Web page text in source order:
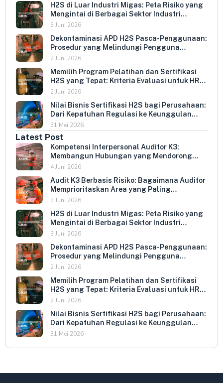
H2S di Luar Industri Migas: Peta Risiko yang
Mengintai di Berbagai Sektor Industri
Indonesia
3 Juni 2026
Dekontaminasi APD H2S Pasca-Penggunaan:
Prosedur yang Melindungi Pengguna
Berikutnya dan Memperpanjang Umur
2 Juni 2026
Memilih Program Pelatihan dan Sertifikasi
H2S yang Tepat: Kriteria Evaluasi untuk HR
dan HSE Manager
2 Juni 2026
Nilai Bisnis Sertifikasi H2S bagi Perusahaan:
Dari Kepatuhan Regulasi ke Keunggulan
Kompetitif
31 Mei 2026
Latest Post
Kompetensi Interpersonal Auditor K3:
Membangun Hubungan yang Mendorong
Keterbukaan dan Kepatuhan Sukarela
4 Juni 2026
Audit K3 Berbasis Risiko: Bagaimana Auditor
Memprioritaskan Area yang Paling
Menentukan Kepatuhan Perusahaan
3 Juni 2026
H2S di Luar Industri Migas: Peta Risiko yang
Mengintai di Berbagai Sektor Industri
Indonesia
3 Juni 2026
Dekontaminasi APD H2S Pasca-Penggunaan:
Prosedur yang Melindungi Pengguna
Berikutnya dan Memperpanjang Umur
2 Juni 2026
Memilih Program Pelatihan dan Sertifikasi
H2S yang Tepat: Kriteria Evaluasi untuk HR
dan HSE Manager
2 Juni 2026
Nilai Bisnis Sertifikasi H2S bagi Perusahaan:
Dari Kepatuhan Regulasi ke Keunggulan
Kompetitif
31 Mei 2026